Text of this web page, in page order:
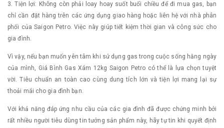
3. Tiện lợi: Không còn phải loay hoay suốt buổi chiều để đi mua gas, bạn
chỉ cần đặt hàng trên các ứng dụng giao hàng hoặc liên hệ với nhà phân
phối của Saigon Petro. Việc này giúp tiết kiệm thời gian và công sức cho
gia đình.
Vì vậy, nếu bạn muốn yên tâm khi sử dụng gas trong cuộc sống hằng ngày
của mình, Giá Bình Gas Xám 12kg Saigon Petro có thể là lựa chọn tuyệt
vời. Tiêu chuẩn an toàn cao cùng dung tích lớn và tiện lợi mang lại sự
thoải mái cho gia đình bạn.
Với khả năng đáp ứng nhu cầu của các gia đình đã được chứng minh bởi
rất nhiều người tiêu dùng tin tưởng sản phẩm này, hãy tự tin khi quyết định